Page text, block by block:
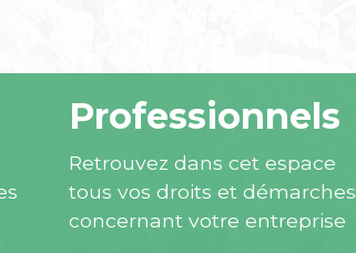
Professionnels
Retrouvez dans cet espace
tous vos droits et démarches
concernant votre entreprise